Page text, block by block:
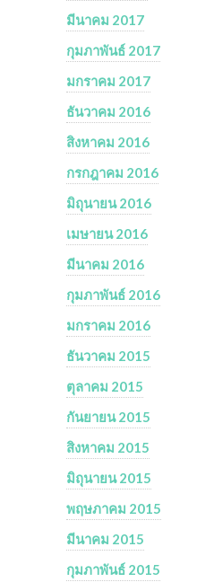
มีนาคม 2017
กุมภาพันธ์ 2017
มกราคม 2017
ธันวาคม 2016
สิงหาคม 2016
กรกฎาคม 2016
มิถุนายน 2016
เมษายน 2016
มีนาคม 2016
กุมภาพันธ์ 2016
มกราคม 2016
ธันวาคม 2015
ตุลาคม 2015
กันยายน 2015
สิงหาคม 2015
มิถุนายน 2015
พฤษภาคม 2015
มีนาคม 2015
กุมภาพันธ์ 2015